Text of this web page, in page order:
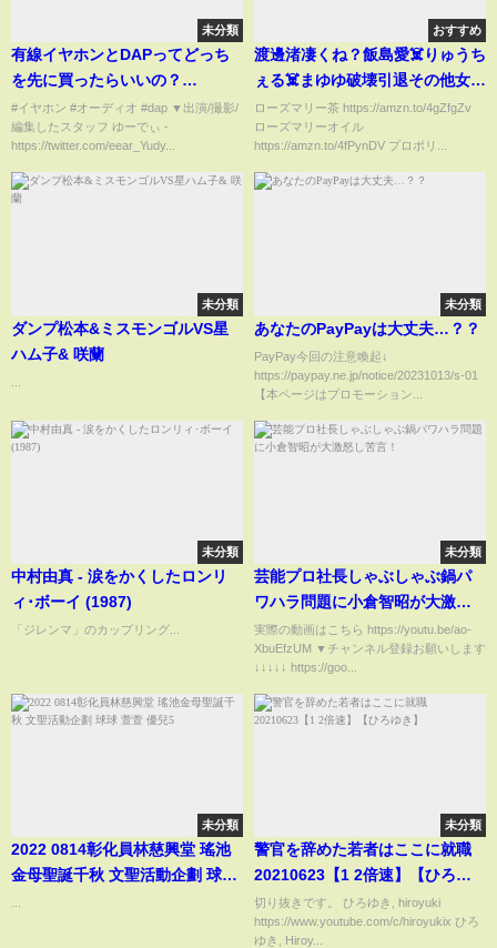
未分類
有線イヤホンとDAPってどっち
を先に買ったらいいの？
#shorts
#イヤホン #オーディオ #dap ▼出演/撮影/
編集したスタッフ ゆーでぃ -
https://twitter.com/eear_Yudy...
おすすめ
渡邊渚凄くね？飯島愛☠️りゅうち
ぇる☠️まゆゆ破壊引退その他女子
アナタレントやられ誰も何も言
えなかった巨悪 中居正広とフ
ジテレビを終わらせる
ローズマリー茶 https://amzn.to/4gZfgZv
ローズマリーオイル
https://amzn.to/4fPynDV プロポリ...
未分類
ダンプ松本&ミスモンゴルVS星
ハム子& 咲蘭
未分類
あなたのPayPayは大丈夫…？？
PayPay今回の注意喚起↓
https://paypay.ne.jp/notice/20231013/s-01
【本ページはプロモーション...
未分類
中村由真 - 涙をかくしたロンリ
ィ･ボーイ (1987)
「ジレンマ」のカップリング...
未分類
芸能プロ社長しゃぶしゃぶ鍋パ
ワハラ問題に小倉智昭が大激怒
し苦言！
実際の動画はこちら https://youtu.be/ao-
XbuEfzUM ▼チャンネル登録お願いします
↓↓↓↓↓ https://goo...
未分類
2022 0814彰化員林慈興堂 瑤池
金母聖誕千秋 文聖活動企劃 球球
未分類
警官を辞めた若者はここに就職
20210623【1 2倍速】【ひろゆ
き】
切り抜きです。 ひろゆき, hiroyuki
https://www.youtube.com/c/hiroyukix ひろ
ゆき, Hiroy...